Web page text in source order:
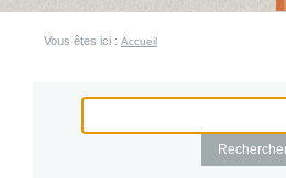
Vous êtes ici : Accueil